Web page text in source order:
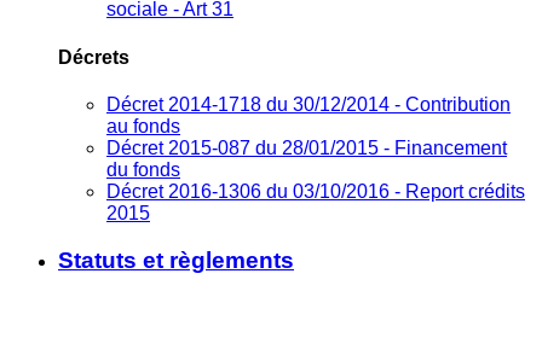
sociale - Art 31
Décrets
Décret 2014-1718 du 30/12/2014 - Contribution
au fonds
Décret 2015-087 du 28/01/2015 - Financement
du fonds
Décret 2016-1306 du 03/10/2016 - Report crédits
2015
Statuts et règlements